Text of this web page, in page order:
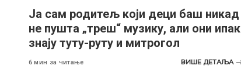
Ја сам родитељ који деци баш никад
не пушта „треш“ музику, али они ипак
знају туту-руту и митрогол
6 мин за читање ВИШЕ ДЕТАЉА